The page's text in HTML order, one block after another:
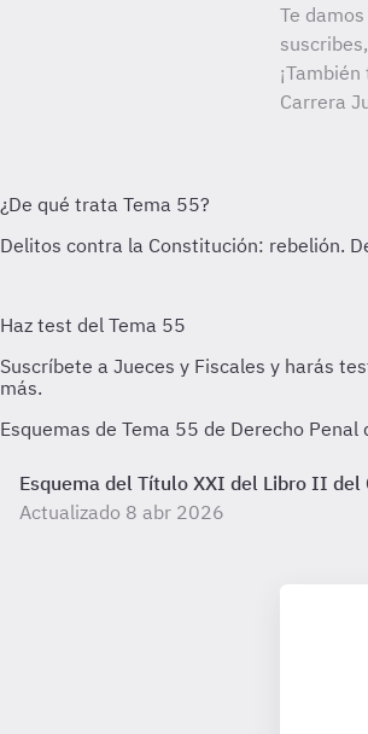
Te
Carrera
Esquemas de Tema 55 de Derecho
Esquema del Título XXI del Libro II del
Actualizado 8 abr 2026